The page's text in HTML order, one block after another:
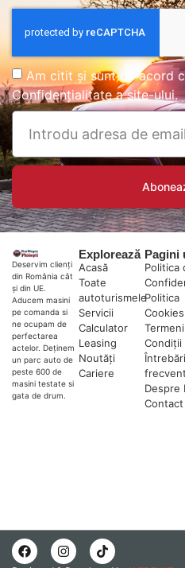
Am citit și sunt de acord
Confidențialitatea site-ului.
Deservim clienți
din România cât
și din UE.
Aducem masini
pe comanda si
ne ocupam de
perfectarea
actelor. Deținem
un parc auto de
peste 600 de
masini testate si
gata de drum.
Explorează
Acasă
Toate
autoturismele
Servicii
Calculator
Leasing
Noutăți
Cariere
Pagini
Politica
Politica
Cookies
Condiții
Întrebări
Despre
Contact